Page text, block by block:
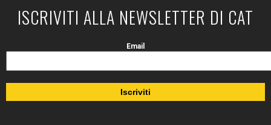
ISCRIVITI ALLA NEWSLETTER DI CAT
Email